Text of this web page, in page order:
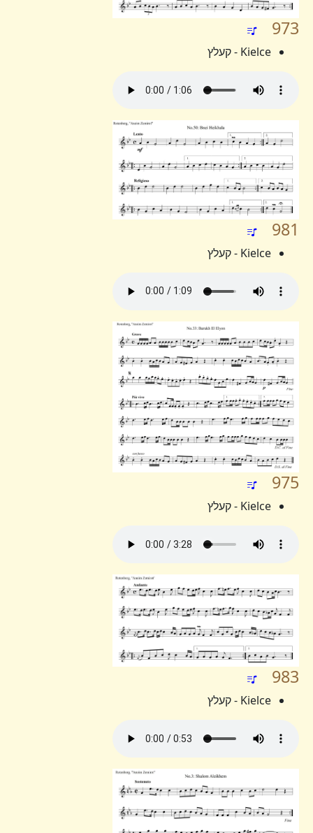
973
Kielce - קעלץ
981
Kielce - קעלץ
975
Kielce - קעלץ
983
Kielce - קעלץ